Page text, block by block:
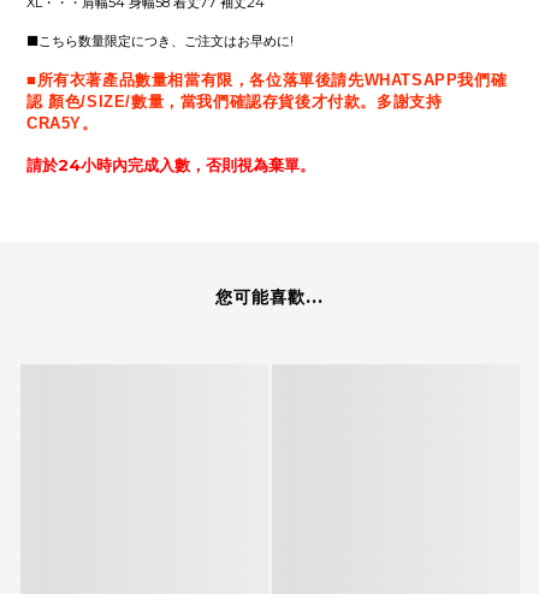
■こちら数量限定につき、ご注文はお早めに!
■所有衣著產品數量相當有限，各位落單後請先WHATSAPP我們確
認 顏色/SIZE/數量，當我們確認存貨後才付款。多謝支持
CRA5Y。
請於24小時內完成入數，否則視為棄單。
您可能喜歡...